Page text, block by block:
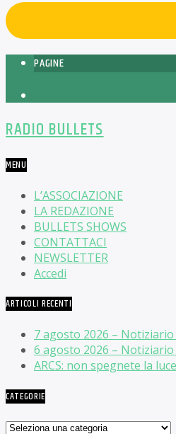
PAGINE
RADIO BULLETS
MENU
L’ASSOCIAZIONE
LA REDAZIONE
BULLETS SHOWS
CONTATTACI
NEWSLETTER
Accedi
ARTICOLI RECENTI
7 agosto 2026 – Notiziario
6 agosto 2026 –
ARCS: non spegnete la
CATEGORIE
Categorie